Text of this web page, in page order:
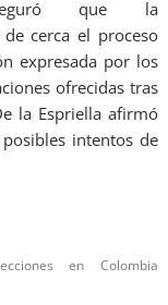
que la
cerca el proceso
expresada por los
ofrecidas tras
la Espriella afirmó
intentos de
en Colombia